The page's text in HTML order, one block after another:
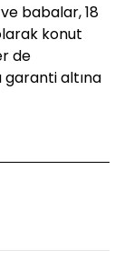
babalar, 18
konut
de
altına